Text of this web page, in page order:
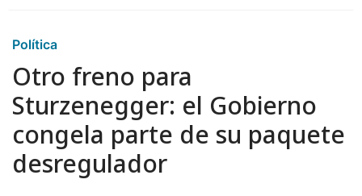
Política
Otro freno para
Sturzenegger: el Gobierno
congela parte de su paquete
desregulador